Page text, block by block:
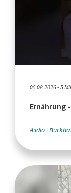
05.08.2026 - 5
Ernährung
Audio